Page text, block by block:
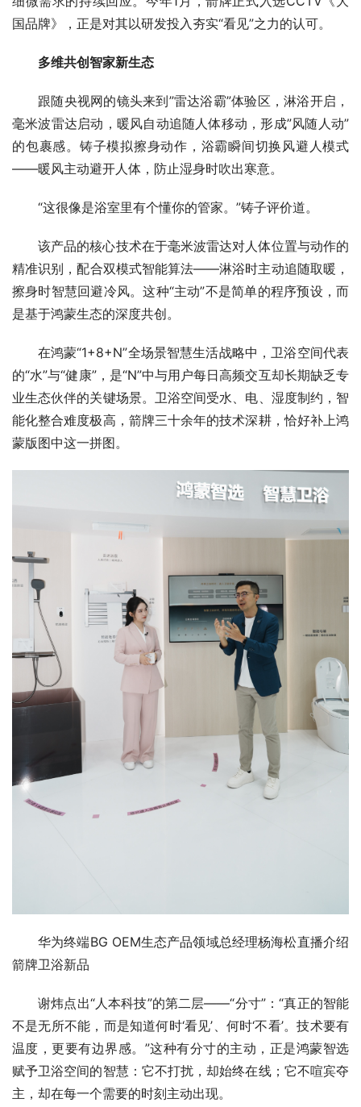
国品牌》，正是对其以研发投入夯实“看见”之力的认可。
多维共创智家新生态
跟随央视网的镜头来到”雷达浴霸”体验区，淋浴开启，
毫米波雷达启动，暖风自动追随人体移动，形成”风随人动”
的包裹感。铸子模拟擦身动作，浴霸瞬间切换风避人模式
——暖风主动避开人体，防止湿身时吹出寒意。
“这很像是浴室里有个懂你的管家。”铸子评价道。
该产品的核心技术在于毫米波雷达对人体位置与动作的
精准识别，配合双模式智能算法——淋浴时主动追随取暖，
擦身时智慧回避冷风。这种“主动”不是简单的程序预设，而
是基于鸿蒙生态的深度共创。
在鸿蒙“1+8+N”全场景智慧生活战略中，卫浴空间代表
的“水”与“健康”，是“N”中与用户每日高频交互却长期缺乏专
业生态伙伴的关键场景。卫浴空间受水、电、湿度制约，智
能化整合难度极高，箭牌三十余年的技术深耕，恰好补上鸿
蒙版图中这一拼图。
华为终端BG OEM生态产品领域总经理杨海松直播介绍
箭牌卫浴新品
谢炜点出“人本科技”的第二层——“分寸”：“真正的智能
不是无所不能，而是知道何时‘看见’、何时‘不看’。技术要有
温度，更要有边界感。”这种有分寸的主动，正是鸿蒙智选
赋予卫浴空间的智慧：它不打扰，却始终在线；它不喧宾夺
主，却在每一个需要的时刻主动出现。